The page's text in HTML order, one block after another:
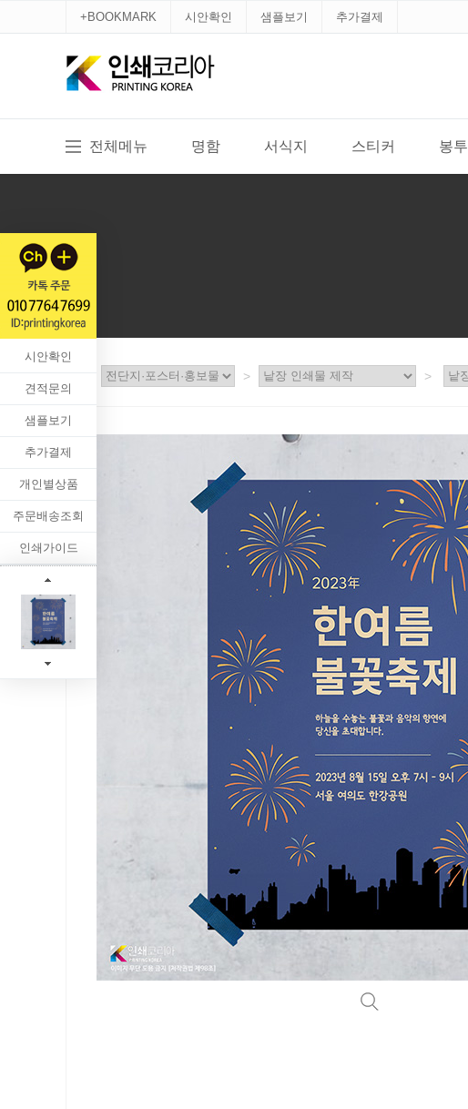
+BOOKMARK 시안확인 샘플보기 추가결제
전체메뉴 명함 서식지 스티커 봉투
> >
시안확인
견적문의
샘플보기
추가결제
개인별상품
주문배송조회
인쇄가이드